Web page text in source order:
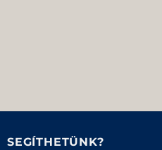
SEGÍTHETÜNK?